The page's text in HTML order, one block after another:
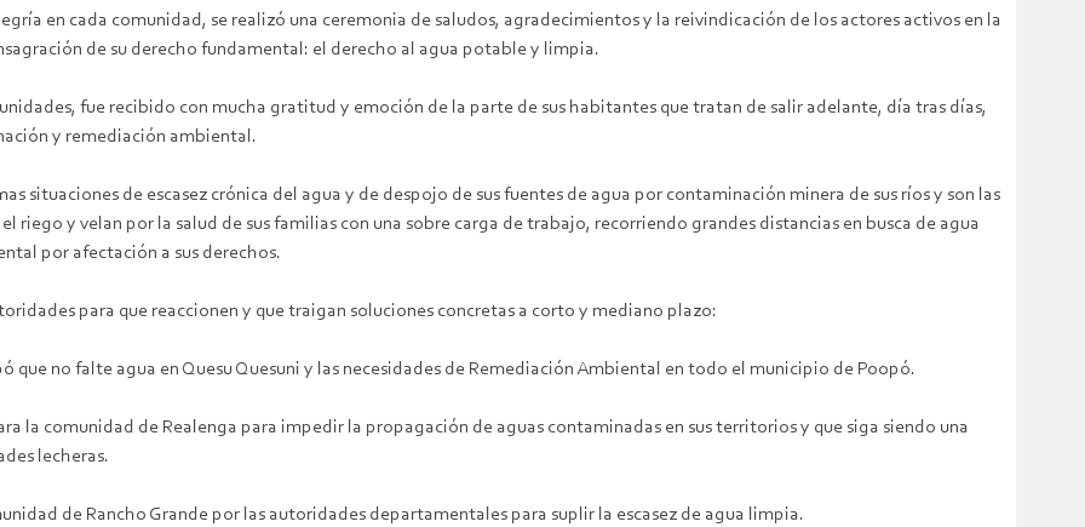
en cada comunidad, se realizó una ceremonia de saludos, agradecimientos y la reivindicación de los actores activos en la
de su derecho fundamental: el derecho al agua potable y limpia.
fue recibido con mucha gratitud y emoción de la parte de sus habitantes que tratan de salir adelante, día tras días,
y remediación ambiental.
situaciones de escasez crónica del agua y de despojo de sus fuentes de agua por contaminación minera de sus ríos y son las
riego y velan por la salud de sus familias con una sobre carga de trabajo, recorriendo grandes distancias en busca de agua
por afectación a sus derechos.
para que reaccionen y que traigan soluciones concretas a corto y mediano plazo:
no falte agua en Quesu Quesuni y las necesidades de Remediación Ambiental en todo el municipio de Poopó.
la comunidad de Realenga para impedir la propagación de aguas contaminadas en sus territorios y que siga siendo una
lecheras.
de Rancho Grande por las autoridades departamentales para suplir la escasez de agua limpia.